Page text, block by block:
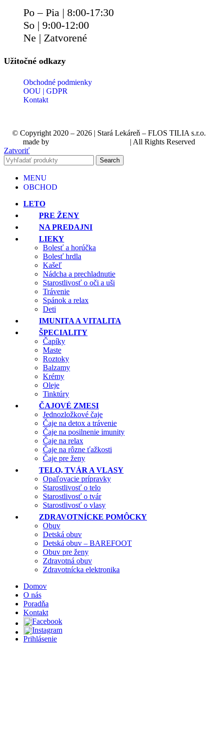
Po – Pia | 8:00-17:30
So | 9:00-12:00
Ne | Zatvorené
Užitočné odkazy
Obchodné podmienky
OOU | GDPR
Kontakt
© Copyright 2020 – 2026 | Stará Lekáreň – FLOS TILIA s.r.o.
made by
| All Rights Reserved
Zatvoriť
Search
MENU
OBCHOD
LETO
PRE ŽENY
NA PREDAJNI
LIEKY
Bolesť a horúčka
Bolesť hrdla
Kašeľ
Nádcha a prechladnutie
Starostlivosť o oči a uši
Trávenie
Spánok a relax
Deti
IMUNITA A VITALITA
ŠPECIALITY
Čapíky
Maste
Roztoky
Balzamy
Krémy
Oleje
Tinktúry
ČAJOVÉ ZMESI
Jednozložkové čaje
Čaje na detox a trávenie
Čaje na posilnenie imunity
Čaje na relax
Čaje na rôzne ťažkosti
Čaje pre ženy
TELO, TVÁR A VLASY
Opaľovacie prípravky
Starostlivosť o telo
Starostlivosť o tvár
Starostlivosť o vlasy
ZDRAVOTNÍCKE POMÔCKY
Obuv
Detská obuv
Detská obuv – BAREFOOT
Obuv pre ženy
Zdravotná obuv
Zdravotnícka elektronika
Domov
O nás
Poradňa
Kontakt
Facebook
Instagram
Prihlásenie